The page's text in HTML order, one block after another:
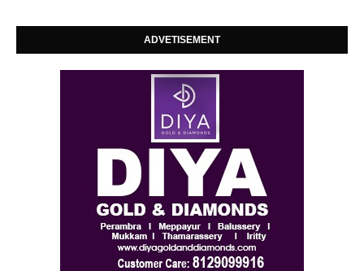
ADVETISEMENT